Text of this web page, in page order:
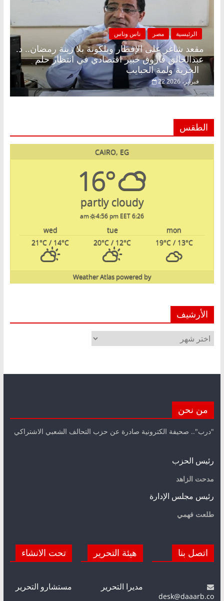
الرئيسية مصر ناس وناس
مقعد شاغر على الإفطار وبلكونة بلا زينة رمضان.. د.
عبدالخالق فاروق خبير اقتصادي في انتظار حلم
22 فبراير، 2026
الطقس
CAIRO, EG
16°
partly cloudy
6:26 am
4:56 pm EET
mon
tue
wed
19°C/ 13°C
20°C / 12°C
21°C / 14°C
powered by
Weather Atlas
الأرشيف
الأرشيف
من نحن
"درب".. صحيفة الكترونية صادرة عن حزب التحالف الشعبي الاشتراكي
رئيس الحزب
مدحت الزاهد
رئيس مجلس الإدارة
طلعت فهمي
اتصل بنا
desk@daaarb.co
هيئة التحرير
مديرا التحرير
تحت الانشاء
مستشارو التحرير